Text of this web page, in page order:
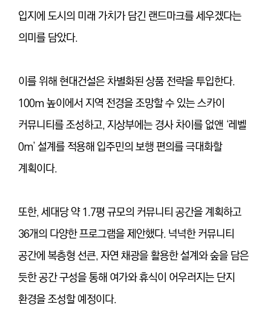
입지에 도시의 미래 가치가 담긴 랜드마크를 세우겠다는
의미를 담았다.
이를 위해 현대건설은 차별화된 상품 전략을 투입한다.
100m 높이에서 지역 전경을 조망할 수 있는 스카이
커뮤니티를 조성하고, 지상부에는 경사 차이를 없앤 ‘레벨
0m’ 설계를 적용해 입주민의 보행 편의를 극대화할
계획이다.
또한, 세대당 약 1.7평 규모의 커뮤니티 공간을 계획하고
36개의 다양한 프로그램을 제안했다. 넉넉한 커뮤니티
공간에 복층형 선큰, 자연 채광을 활용한 설계와 숲을 담은
듯한 공간 구성을 통해 여가와 휴식이 어우러지는 단지
환경을 조성할 예정이다.